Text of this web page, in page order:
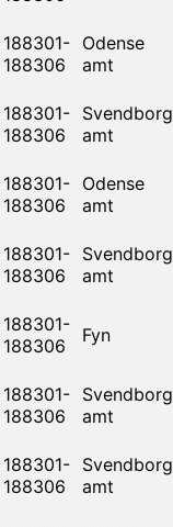
188301-
188306
Odense
amt
188301-
188306
Svendborg
amt
188301-
188306
Odense
amt
188301-
188306
Svendborg
amt
188301-
188306
Fyn
188301-
188306
Svendborg
amt
188301-
188306
Svendborg
amt